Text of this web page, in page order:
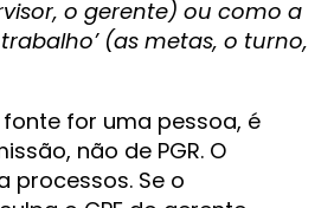
o gerente) ou como a
(as metas, o turno,
fonte for uma pessoa, é
não de PGR. O
processos. Se o